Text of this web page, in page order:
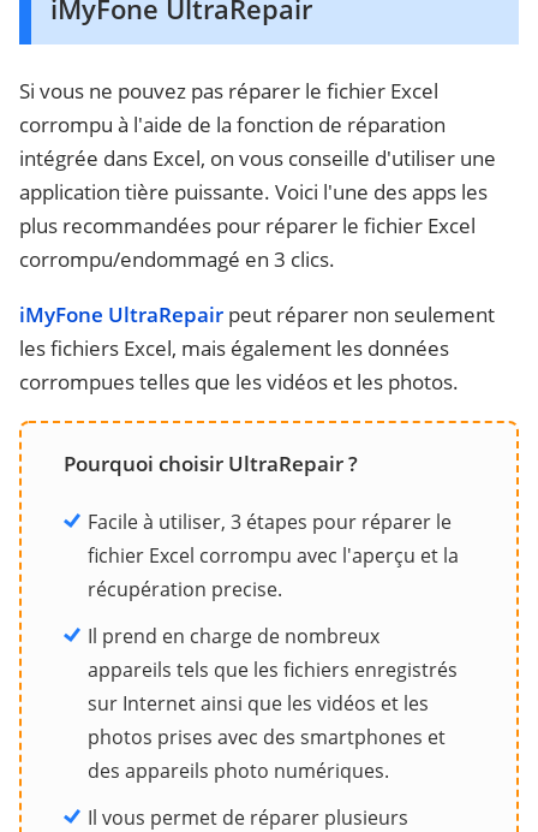
iMyFone UltraRepair
Si vous ne pouvez pas réparer le fichier Excel
corrompu à l'aide de la fonction de réparation
intégrée dans Excel, on vous conseille d'utiliser une
application tière puissante. Voici l'une des apps les
plus recommandées pour réparer le fichier Excel
corrompu/endommagé en 3 clics.
iMyFone UltraRepair peut réparer non seulement
les fichiers Excel, mais également les données
corrompues telles que les vidéos et les photos.
Pourquoi choisir UltraRepair ?
Facile à utiliser, 3 étapes pour réparer le
fichier Excel corrompu avec l'aperçu et la
récupération precise.
Il prend en charge de nombreux
appareils tels que les fichiers enregistrés
sur Internet ainsi que les vidéos et les
photos prises avec des smartphones et
des appareils photo numériques.
Il vous permet de réparer plusieurs